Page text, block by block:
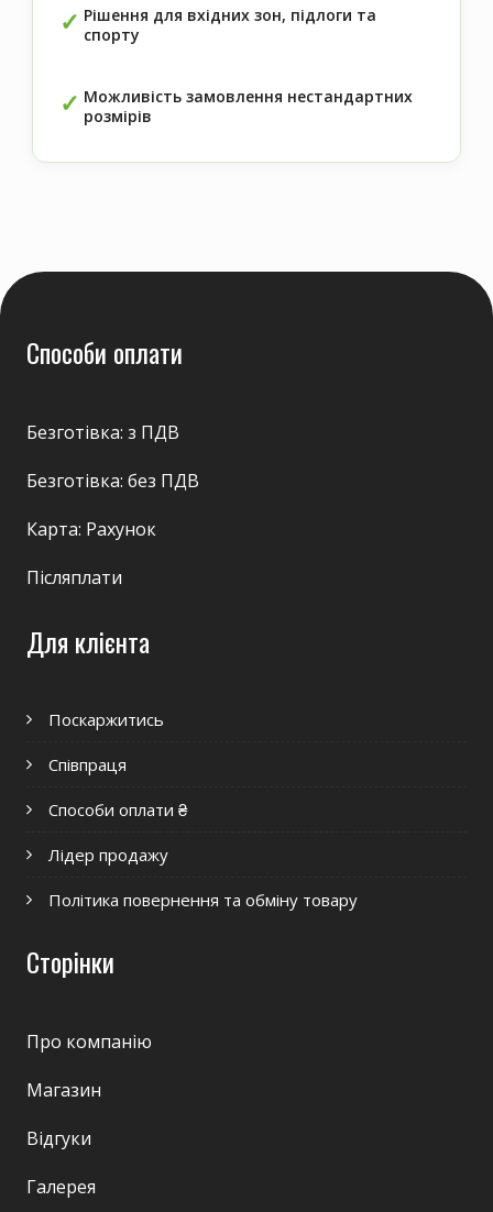
Рішення для вхідних зон, підлоги та
спорту
Можливість замовлення нестандартних
розмірів
Способи оплати
Безготівка: з ПДВ
Безготівка: без ПДВ
Карта: Рахунок
Післяплати
Для клієнта
Поскаржитись
Співпраця
Способи оплати ₴
Лідер продажу
Політика повернення та обміну товару
Сторінки
Про компанію
Магазин
Відгуки
Галерея